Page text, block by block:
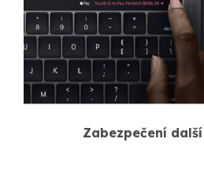
Zabezpečení